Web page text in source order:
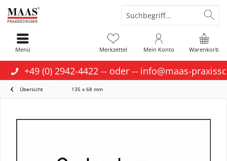
+49 (0) 2942-4422 -- oder -- info@maas-
Warenkorb
Merkzettel Mein Konto
Menü
Übersicht 135 x 68 mm